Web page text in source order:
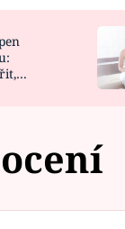
DESIGN